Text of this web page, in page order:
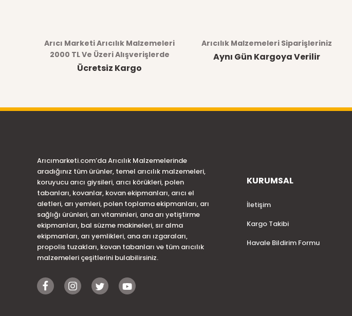
Arıcı Marketi Arıcılık Malzemeleri
2000 TL Ve Üzeri Alışverişlerde
Ücretsiz Kargo
Arıcılık Malzemeleri Siparişleriniz
Aynı Gün Kargoya Verilir
Arıcımarketi.com’da Arıcılık Malzemelerinde
aradığınız tüm ürünler, temel arıcılık malzemeleri,
koruyucu arıcı giysileri, arıcı körükleri, polen
tabanları, kovanlar, kovan ekipmanları, arıcı el
aletleri, arı yemleri, polen toplama ekipmanları, arı
sağlığı ürünleri, arı vitaminleri, ana arı yetiştirme
ekipmanları, bal süzme makineleri, sır alma
ekipmanları, arı yemlikleri, ana arı ızgaraları,
propolis tuzakları, kovan tabanları ve tüm arıcılık
malzemeleri çeşitlerini bulabilirsiniz.
KURUMSAL
İletişim
Kargo Takibi
Havale Bildirim Formu